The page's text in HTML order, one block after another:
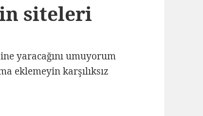
siteleri
yaracağını umuyorum
eklemeyin karşılıksız